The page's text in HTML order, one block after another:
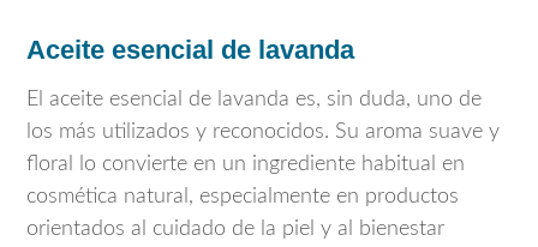
Aceite esencial de lavanda
El aceite esencial de lavanda es, sin duda, uno de
los más utilizados y reconocidos. Su aroma suave y
floral lo convierte en un ingrediente habitual en
cosmética natural, especialmente en productos
orientados al cuidado de la piel y al bienestar